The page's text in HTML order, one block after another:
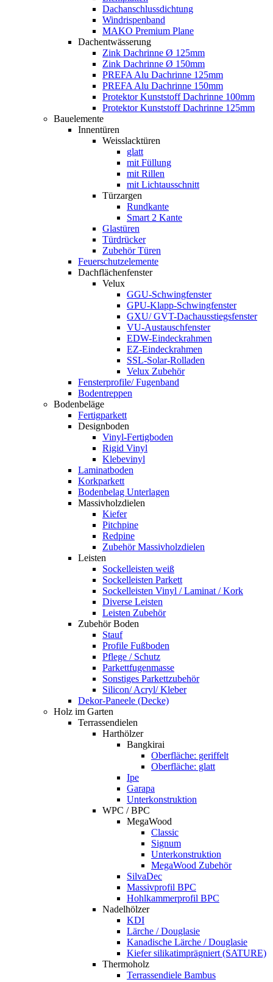
Dachanschlussdichtung
Windrispenband
MAKO Premium Plane
Dachentwässerung
Zink Dachrinne Ø 125mm
Zink Dachrinne Ø 150mm
PREFA Alu Dachrinne 125mm
PREFA Alu Dachrinne 150mm
Protektor Kunststoff Dachrinne 100mm
Protektor Kunststoff Dachrinne 125mm
Bauelemente
Innentüren
Weisslacktüren
glatt
mit Füllung
mit Rillen
mit Lichtausschnitt
Türzargen
Rundkante
Smart 2 Kante
Glastüren
Türdrücker
Zubehör Türen
Feuerschutzelemente
Dachflächenfenster
Velux
GGU-Schwingfenster
GPU-Klapp-Schwingfenster
GXU/ GVT-Dachausstiegsfenster
VU-Austauschfenster
EDW-Eindeckrahmen
EZ-Eindeckrahmen
SSL-Solar-Rolladen
Velux Zubehör
Fensterprofile/ Fugenband
Bodentreppen
Bodenbeläge
Fertigparkett
Designboden
Vinyl-Fertigboden
Rigid Vinyl
Klebevinyl
Laminatboden
Korkparkett
Bodenbelag Unterlagen
Massivholzdielen
Kiefer
Pitchpine
Redpine
Zubehör Massivholzdielen
Leisten
Sockelleisten weiß
Sockelleisten Parkett
Sockelleisten Vinyl / Laminat / Kork
Diverse Leisten
Leisten Zubehör
Zubehör Boden
Stauf
Profile Fußboden
Pflege / Schutz
Parkettfugenmasse
Sonstiges Parkettzubehör
Silicon/ Acryl/ Kleber
Dekor-Paneele (Decke)
Holz im Garten
Terrassendielen
Harthölzer
Bangkirai
Oberfläche: geriffelt
Oberfläche: glatt
Ipe
Garapa
Unterkonstruktion
WPC / BPC
MegaWood
Classic
Signum
Unterkonstruktion
MegaWood Zubehör
SilvaDec
Massivprofil BPC
Hohlkammerprofil BPC
Nadelhölzer
KDI
Lärche / Douglasie
Kanadische Lärche / Douglasie
Kiefer silikatimprägniert (SATURE)
Thermoholz
Terrassendiele Bambus